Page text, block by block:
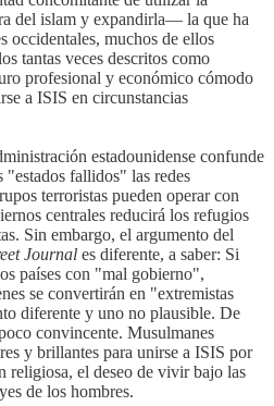
del islam y expandirla— la que ha
occidentales, muchos de ellos
tantas veces descritos como
profesional y económico cómodo
a ISIS en circunstancias
estadounidense confunde
"estados fallidos" las redes
terroristas pueden operar con
centrales reducirá los refugios
Sin embargo, el argumento del
Journal es diferente, a saber: Si
países con "mal gobierno",
se convertirán en "extremistas
diferente y uno no plausible. De
convincente. Musulmanes
y brillantes para unirse a ISIS por
religiosa, el deseo de vivir bajo las
de los hombres.